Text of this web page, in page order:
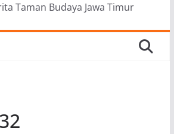
Taman Budaya Jawa Timur